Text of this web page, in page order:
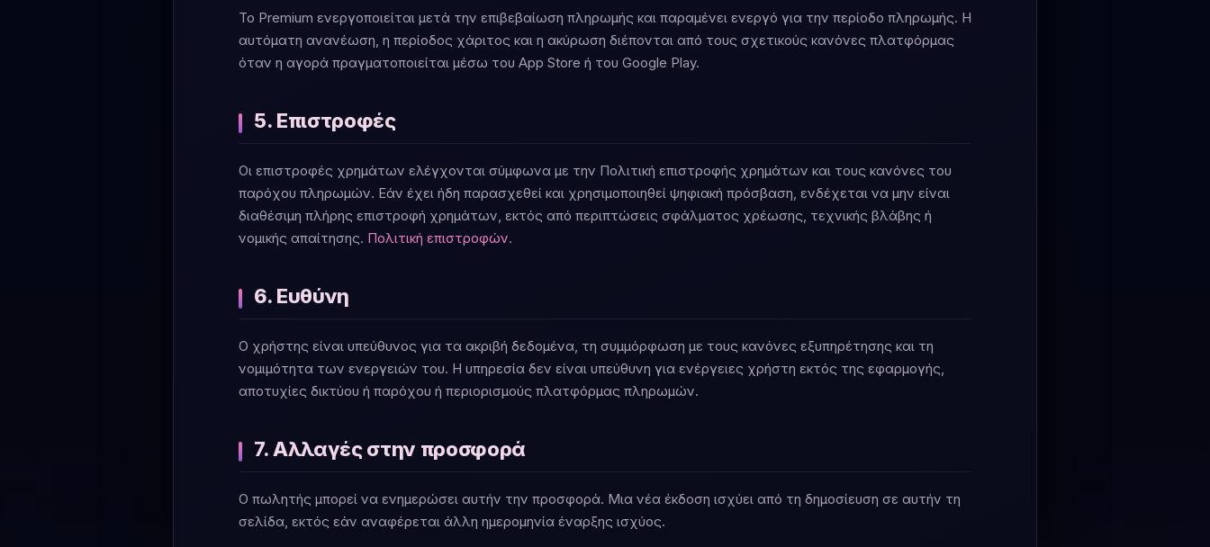
Το Premium ενεργοποιείται μετά την επιβεβαίωση πληρωμής και παραμένει ενεργό για την περίοδο πληρωμής. Η
αυτόματη ανανέωση, η περίοδος χάριτος και η ακύρωση διέπονται από τους σχετικούς κανόνες πλατφόρμας
όταν η αγορά πραγματοποιείται μέσω του App Store ή του Google Play.
5. Επιστροφές
Οι επιστροφές χρημάτων ελέγχονται σύμφωνα με την Πολιτική επιστροφής χρημάτων και τους κανόνες του
παρόχου πληρωμών. Εάν έχει ήδη παρασχεθεί και χρησιμοποιηθεί ψηφιακή πρόσβαση, ενδέχεται να μην είναι
διαθέσιμη πλήρης επιστροφή χρημάτων, εκτός από περιπτώσεις σφάλματος χρέωσης, τεχνικής βλάβης ή
νομικής απαίτησης. Πολιτική επιστροφών.
6. Ευθύνη
Ο χρήστης είναι υπεύθυνος για τα ακριβή δεδομένα, τη συμμόρφωση με τους κανόνες εξυπηρέτησης και τη
νομιμότητα των ενεργειών του. Η υπηρεσία δεν είναι υπεύθυνη για ενέργειες χρήστη εκτός της εφαρμογής,
αποτυχίες δικτύου ή παρόχου ή περιορισμούς πλατφόρμας πληρωμών.
7. Αλλαγές στην προσφορά
Ο πωλητής μπορεί να ενημερώσει αυτήν την προσφορά. Μια νέα έκδοση ισχύει από τη δημοσίευση σε αυτήν τη
σελίδα, εκτός εάν αναφέρεται άλλη ημερομηνία έναρξης ισχύος.